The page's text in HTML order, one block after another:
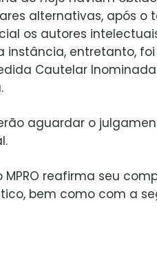
alternativas, após o
os autores
instância, entretanto,
Cautelar
aguardar o
reafirma seu
bem como com a